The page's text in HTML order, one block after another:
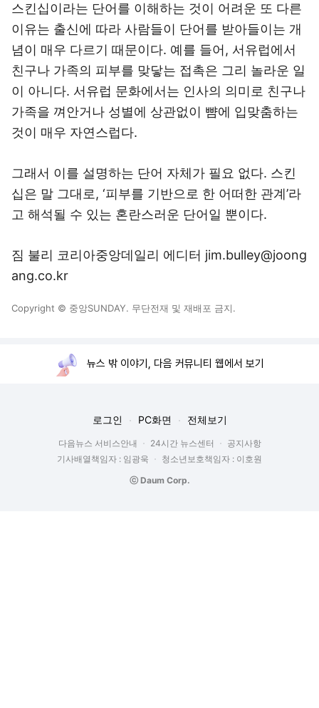
스킨십이라는 단어를 이해하는 것이 어려운 또 다른
이유는 출신에 따라 사람들이 단어를 받아들이는 개
념이 매우 다르기 때문이다. 예를 들어, 서유럽에서
친구나 가족의 피부를 맞닿는 접촉은 그리 놀라운 일
이 아니다. 서유럽 문화에서는 인사의 의미로 친구나
가족을 껴안거나 성별에 상관없이 뺨에 입맞춤하는
것이 매우 자연스럽다.
그래서 이를 설명하는 단어 자체가 필요 없다. 스킨
십은 말 그대로, ‘피부를 기반으로 한 어떠한 관계’라
고 해석될 수 있는 혼란스러운 단어일 뿐이다.
짐 불리 코리아중앙데일리 에디터 jim.bulley@joong
ang.co.kr
Copyright © 중앙SUNDAY. 무단전재 및 재배포 금지.
뉴스 밖 이야기, 다음 커뮤니티 웹에서 보기
로그인 PC화면 전체보기
다음뉴스 서비스안내 24시간 뉴스센터
공지사항
기사배열책임자 : 임광욱
청소년보호책임자 : 이호원
ⓒ Daum Corp.